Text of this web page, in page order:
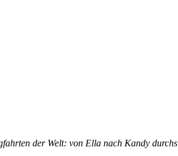
der Welt: von Ella nach Kandy